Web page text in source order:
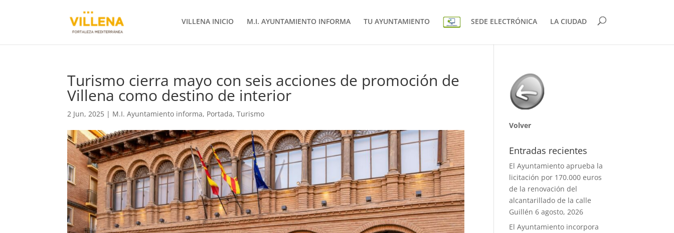
VILLENA INICIO M.I. AYUNTAMIENTO INFORMA TU AYUNTAMIENTO SEDE ELECTRÓNICA LA CIUDAD
Turismo cierra mayo con seis acciones de promoción de
Villena como destino de interior
2 Jun, 2025 | M.I. Ayuntamiento informa, Portada,Turismo
Volver
Entradas recientes
El Ayuntamiento aprueba la
licitación por 170.000 euros
de la renovación del
alcantarillado de la calle
Guillén 6 agosto, 2026
El Ayuntamiento incorpora